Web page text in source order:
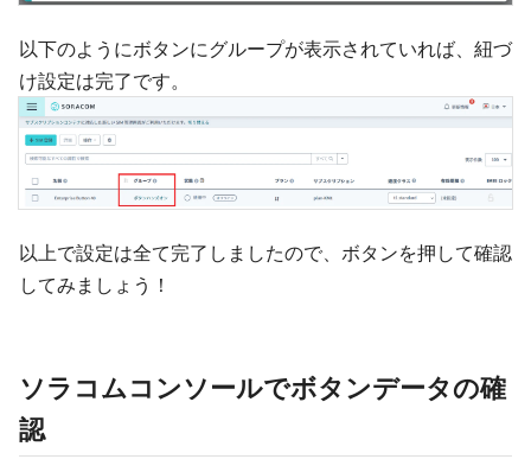
以下のようにボタンにグループが表示されていれば、紐づ
け設定は完了です。
以上で設定は全て完了しましたので、ボタンを押して確認
してみましょう！
ソラコムコンソールでボタンデータの確
認